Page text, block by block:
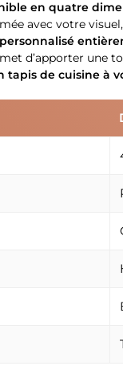
en quatre
avec votre
d’apporter une
tapis de cuisine à